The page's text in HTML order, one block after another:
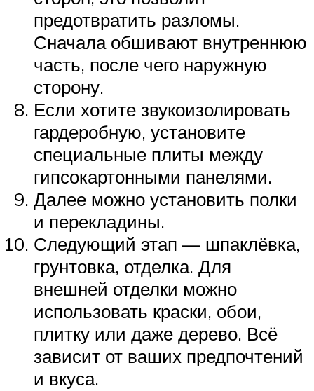
предотвратить разломы.
Сначала обшивают внутреннюю
часть, после чего наружную
сторону.
Если хотите звукоизолировать
гардеробную, установите
специальные плиты между
гипсокартонными панелями.
Далее можно установить полки
и перекладины.
Следующий этап — шпаклёвка,
грунтовка, отделка. Для
внешней отделки можно
использовать краски, обои,
плитку или даже дерево. Всё
зависит от ваших предпочтений
и вкуса.